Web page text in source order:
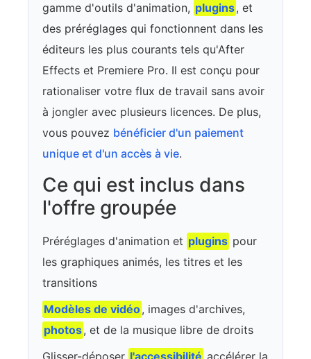
gamme d'outils d'animation, plugins, et
des préréglages qui fonctionnent dans les
éditeurs les plus courants tels qu'After
Effects et Premiere Pro. Il est conçu pour
rationaliser votre flux de travail sans avoir
à jongler avec plusieurs licences. De plus,
vous pouvez bénéficier d'un paiement
unique et d'un accès à vie.
Ce qui est inclus dans
l'offre groupée
Préréglages d'animation et plugins pour
les graphiques animés, les titres et les
transitions
Modèles de vidéo, images d'archives,
photos, et de la musique libre de droits